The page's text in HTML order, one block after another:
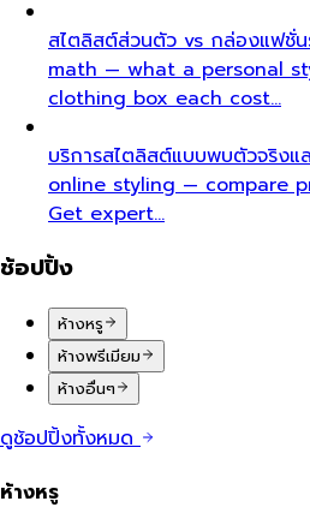
สไตลิสต์ส่วนตัว vs กล่องแฟชั่น
math — what a personal
clothing box each cost…
บริการสไตลิสต์แบบพบตัวจริงแ
online styling — compare
Get expert…
ช้อปปิ้ง
ห้างหรู
ห้างพรีเมียม
ห้างอื่นๆ
ดูช้อปปิ้งทั้งหมด
ห้างหรู